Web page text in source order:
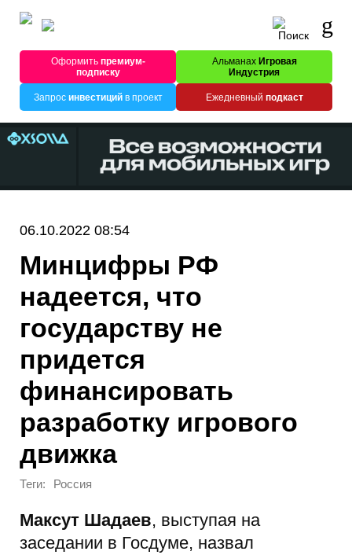
Оформитьпремиум-
подписку
Альманах Игровая
Индустрия
Запрос инвестицийв проект Ежедневный подкаст
06.10.2022 08:54
Минцифры РФ
надеется, что
государству не
придется
финансировать
разработку игрового
движка
Теги: Россия
Максут Шадаев, выступая на
заседании в Госдуме, назвал